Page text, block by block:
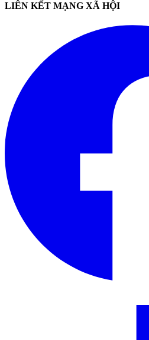
LIÊN KẾT MẠNG XÃ HỘI